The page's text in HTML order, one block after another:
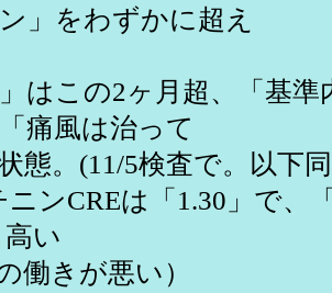
」をわずかに超え
はこの2ヶ月超、「基
痛風は治って
。(11/5検査で。以下
ンCREは「1.30」で、
い
きが悪い）